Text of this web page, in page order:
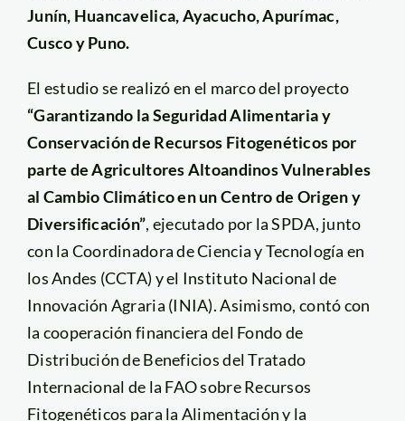
Junín, Huancavelica, Ayacucho, Apurímac,
Cusco y Puno.
El estudio se realizó en el marco del proyecto
“Garantizando la Seguridad Alimentaria y
Conservación de Recursos Fitogenéticos por
parte de Agricultores Altoandinos Vulnerables
al Cambio Climático en un Centro de Origen y
Diversificación”, ejecutado por la SPDA, junto
con la Coordinadora de Ciencia y Tecnología en
los Andes (CCTA) y el Instituto Nacional de
Innovación Agraria (INIA). Asimismo, contó con
la cooperación financiera del Fondo de
Distribución de Beneficios del Tratado
Internacional de la FAO sobre Recursos
Fitogenéticos para la Alimentación y la